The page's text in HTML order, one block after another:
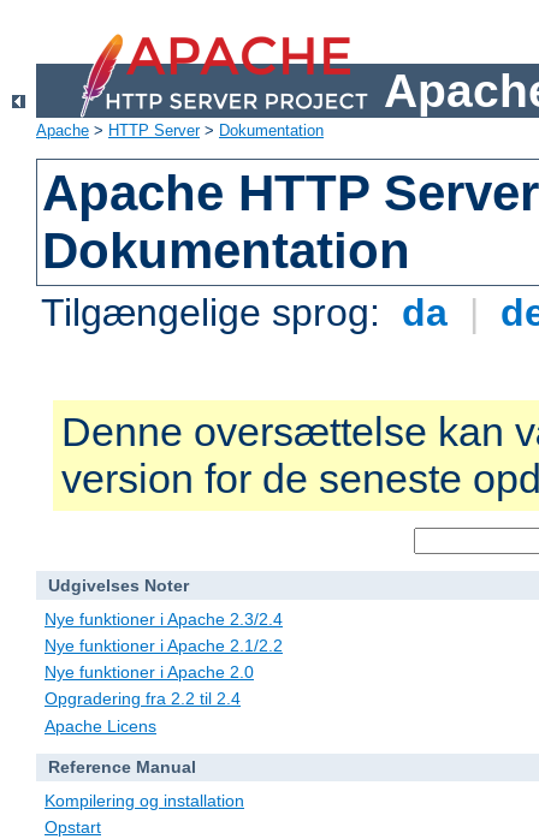
Apache > HTTP Server> Dokumentation
Apache HTTP
Dokumentation
Tilgængelige sprog: da |
Denne oversættelse kan
version for de seneste
Udgivelses Noter
Nye funktioner i Apache 2.3/2.4
Nye funktioner i Apache 2.1/2.2
Nye funktioner i Apache 2.0
Opgradering fra 2.2 til 2.4
Apache Licens
Reference Manual
Kompilering og installation
Opstart